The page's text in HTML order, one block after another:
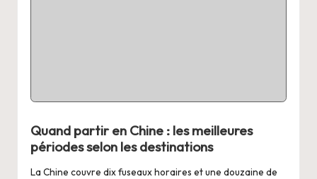
e
Quand partir en Chine : les meilleures
périodes selon les destinations
La Chine couvre dix fuseaux horaires et une douzaine de